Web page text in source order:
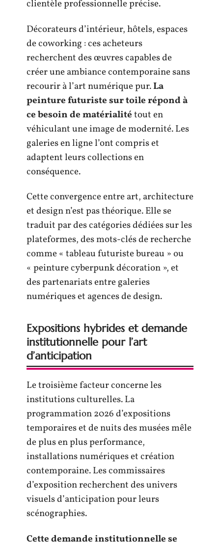
clientèle professionnelle précise.
Décorateurs d’intérieur, hôtels, espaces
de coworking : ces acheteurs
recherchent des œuvres capables de
créer une ambiance contemporaine sans
recourir à l’art numérique pur.La
peinture futuriste sur toile répond à
ce besoin de matérialitétout en
véhiculant une image de modernité. Les
galeries en ligne l’ont compris et
adaptent leurs collections en
conséquence.
Cette convergence entre art, architecture
et design n’est pas théorique. Elle se
traduit par des catégories dédiées sur les
plateformes, des mots-clés de recherche
comme « tableau futuriste bureau » ou
« peinture cyberpunk décoration », et
des partenariats entre galeries
numériques et agences de design.
Expositions hybrides et demande
institutionnelle pour l’art
d’anticipation
Le troisième facteur concerne les
institutions culturelles. La
programmation 2026 d’expositions
temporaires et de nuits des musées mêle
de plus en plus performance,
installations numériques et création
contemporaine. Les commissaires
d’exposition recherchent des univers
visuels d’anticipation pour leurs
scénographies.
Cette demande institutionnelle se